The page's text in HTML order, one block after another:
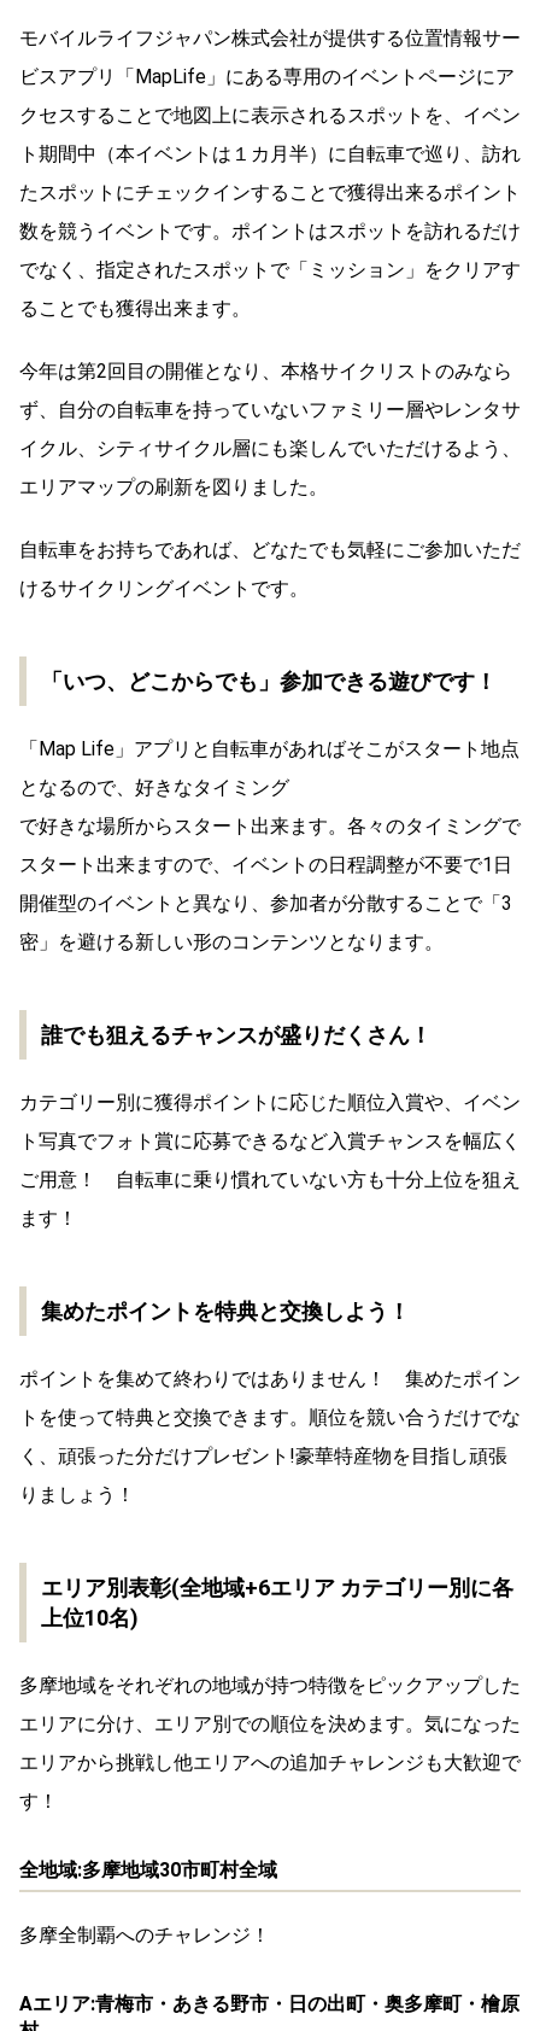
モバイルライフジャパン株式会社が提供する位置情報サー
ビスアプリ「MapLife」にある専用のイベントページにア
クセスすることで地図上に表示されるスポットを、イベン
ト期間中（本イベントは１カ月半）に自転車で巡り、訪れ
たスポットにチェックインすることで獲得出来るポイント
数を競うイベントです。ポイントはスポットを訪れるだけ
でなく、指定されたスポットで「ミッション」をクリアす
ることでも獲得出来ます。
今年は第2回目の開催となり、本格サイクリストのみなら
ず、自分の自転車を持っていないファミリー層やレンタサ
イクル、シティサイクル層にも楽しんでいただけるよう、
エリアマップの刷新を図りました。
自転車をお持ちであれば、どなたでも気軽にご参加いただ
けるサイクリングイベントです。
「いつ、どこからでも」参加できる遊びです！
「Map Life」アプリと自転車があればそこがスタート地点
となるので、好きなタイミング
で好きな場所からスタート出来ます。各々のタイミングで
スタート出来ますので、イベントの日程調整が不要で1日
開催型のイベントと異なり、参加者が分散することで「3
密」を避ける新しい形のコンテンツとなります。
誰でも狙えるチャンスが盛りだくさん！
カテゴリー別に獲得ポイントに応じた順位入賞や、イベン
ト写真でフォト賞に応募できるなど入賞チャンスを幅広く
ご用意！ 自転車に乗り慣れていない方も十分上位を狙え
ます！
集めたポイントを特典と交換しよう！
ポイントを集めて終わりではありません！ 集めたポイン
トを使って特典と交換できます。順位を競い合うだけでな
く、頑張った分だけプレゼント!豪華特産物を目指し頑張
りましょう！
エリア別表彰(全地域+6エリア カテゴリー別に各
上位10名)
多摩地域をそれぞれの地域が持つ特徴をピックアップした
エリアに分け、エリア別での順位を決めます。気になった
エリアから挑戦し他エリアへの追加チャレンジも大歓迎で
す！
全地域:多摩地域30市町村全域
多摩全制覇へのチャレンジ！
Aエリア:青梅市・あきる野市・日の出町・奥多摩町・檜原